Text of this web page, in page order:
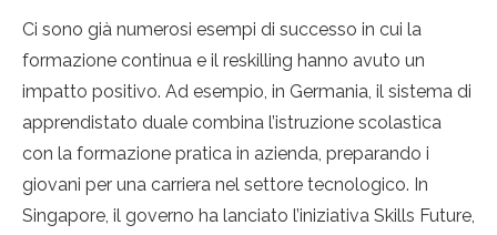
Ci sono già numerosi esempi di successo in cui la
formazione continua e il reskilling hanno avuto un
impatto positivo. Ad esempio, in Germania, il sistema di
apprendistato duale combina l’istruzione scolastica
con la formazione pratica in azienda, preparando i
giovani per una carriera nel settore tecnologico. In
Singapore, il governo ha lanciato l’iniziativa Skills Future,